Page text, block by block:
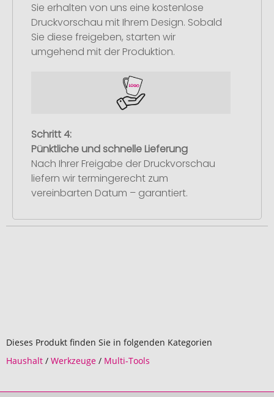
Sie erhalten von uns eine kostenlose
Druckvorschau mit Ihrem Design. Sobald
Sie diese freigeben, starten wir
umgehend mit der Produktion.
Schritt 4:
Pünktliche und schnelle Lieferung
Nach Ihrer Freigabe der Druckvorschau
liefern wir termingerecht zum
vereinbarten Datum – garantiert.
Dieses Produkt finden Sie in folgenden Kategorien
Haushalt / Werkzeuge / Multi-Tools